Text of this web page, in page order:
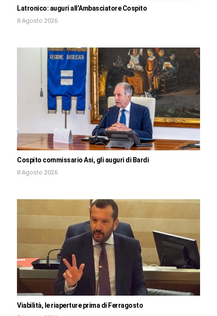
Latronico: auguri all’Ambasciatore Cospito
8 Agosto 2026
Cospito commissario Asi, gli auguri di Bardi
8 Agosto 2026
Viabilità, le riaperture prima di Ferragosto